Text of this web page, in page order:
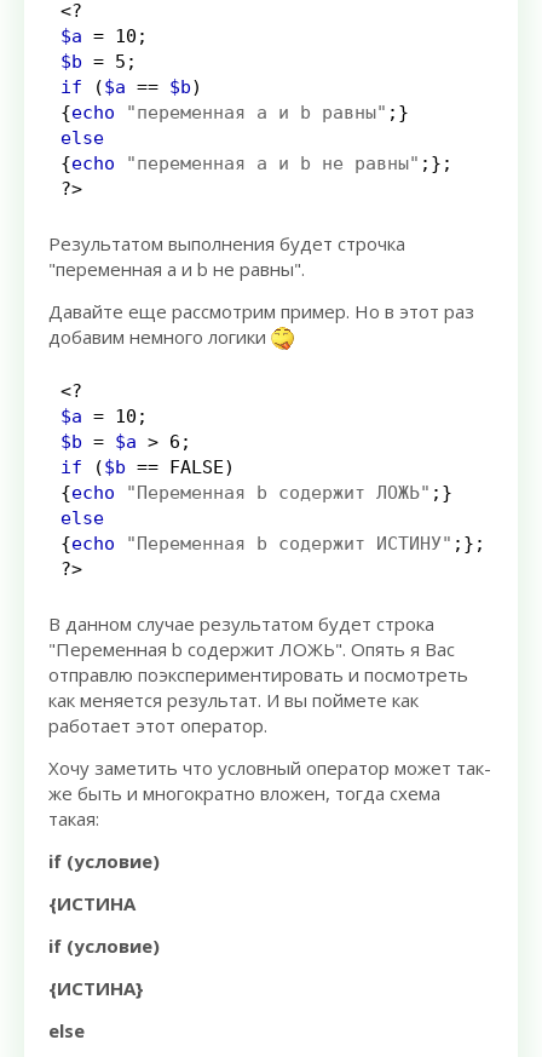
<?
$a = 10 ;
$b = 5 ;
if
($a == $b)
{echo "переменная a и b равны" ; }
else
{echo "переменная a и b не равны" ; } ;
?>
Результатом выполнения будет строчка
"переменная a и b не равны".
Давайте еще рассмотрим пример. Но в этот раз
добавим немного логики
<?
$a = 10 ;
$b = $a > 6 ;
if
($b == FALSE)
{echo "Переменная b содержит ЛОЖЬ" ; }
else
{echo "Переменная b содержит ИСТИНУ" ; } ;
?>
В данном случае результатом будет строка
"Переменная b содержит ЛОЖЬ". Опять я Вас
отправлю поэкспериментировать и посмотреть
как меняется результат. И вы поймете как
работает этот оператор.
Хочу заметить что условный оператор может так-
же быть и многократно вложен, тогда схема
такая:
if (условие)
{ИСТИНА
if (условие)
{ИСТИНА}
else